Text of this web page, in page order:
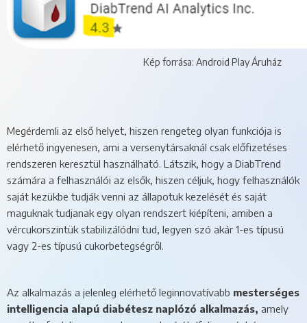
Kép forrása: Android Play Áruház
Megérdemli az első helyet, hiszen rengeteg olyan funkciója is
elérhető ingyenesen, ami a versenytársaknál csak előfizetéses
rendszeren keresztül használható. Látszik, hogy a DiabTrend
számára a felhasználói az elsők, hiszen céljuk, hogy felhasználók
saját kezükbe tudják venni az állapotuk kezelését és saját
maguknak tudjanak egy olyan rendszert kiépíteni, amiben a
vércukorszintük stabilizálódni tud, legyen szó akár 1-es típusú
vagy 2-es típusú cukorbetegségről.
Az alkalmazás a jelenleg elérhető leginnovatívabb mesterséges
intelligencia alapú diabétesz naplózó alkalmazás, amely